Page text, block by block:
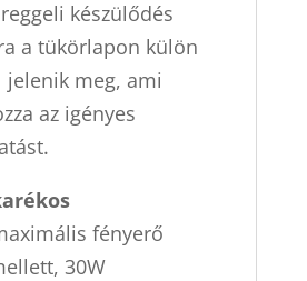
készülődés
a tükörlapon külön
jelenik meg, ami
az igényes
fényerő
30W